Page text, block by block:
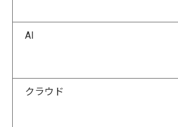
AI
クラウド